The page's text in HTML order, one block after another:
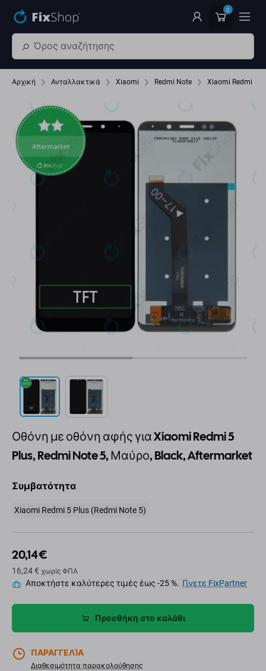
0
Αρχική Ανταλλακτικά Xiaomi Redmi Note Xiaomi Redmi 5
Οθόνη με οθόνη αφής για Xiaomi Redmi 5
Plus, Redmi Note 5, Μαύρο, Black, Aftermarket
Συμβατότητα
Xiaomi Redmi 5 Plus (Redmi Note 5)
20,14 €
16,24 € χωρίς ΦΠΑ
Αποκτήστε καλύτερες τιμές έως -25 %. Γίνετε FixPartner
Προσθήκη στο καλάθι
ΠΑΡΑΓΓΕΛΊΑ
Διαθεσιμότητα παρακολούθησης